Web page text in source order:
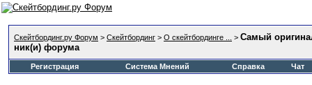
Скейтбординг.ру Форум > Скейтбординг > О скейтбординге ... > Самый
ник(и) форума
Регистрация Система Мнений Справка Чат